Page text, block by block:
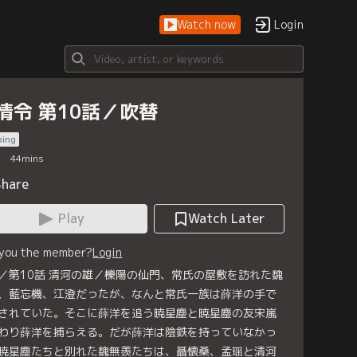
Watch now Login
令 第10話／吹替
44mins
Play
Watch Later
the member?Login
第10話 清河の雄／櫟陽の仙門、常氏の屋敷を訪れた魏
藍忘機、江澄だったが、なんと常氏一族は薛洋の手で
れていた。そこに薛洋を追う暁星塵と暁星塵の友宋嵐
り薛洋を捕らえる。だが薛洋は陰鉄を持っていなかっ
星塵たちと別れた魏無羨たちは、聶懐桑、孟瑶と清河